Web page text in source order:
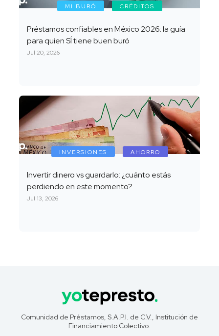
MI BURÓ CRÉDITOS
Préstamos confiables en México 2026: la guía
para quien SÍ tiene buen buró
Jul 20, 2026
INVERSIONES AHORRO
Invertir dinero vs guardarlo: ¿cuánto estás
perdiendo en este momento?
Jul 13, 2026
Comunidad de Préstamos, S.A.P.I. de C.V., Institución de
Financiamiento Colectivo.